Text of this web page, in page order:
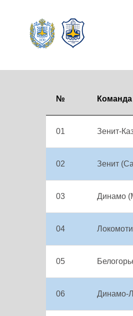
№ Команда
01 Зенит-
02 Зенит
03 Динамо
04
05
06 Динамо-